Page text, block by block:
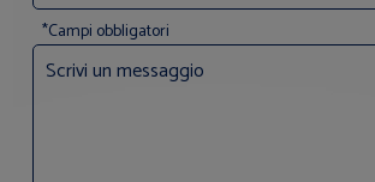
*Campi obbligatori